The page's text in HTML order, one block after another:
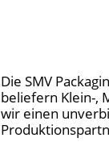
Die SMV
beliefern Klein-,
wir einen